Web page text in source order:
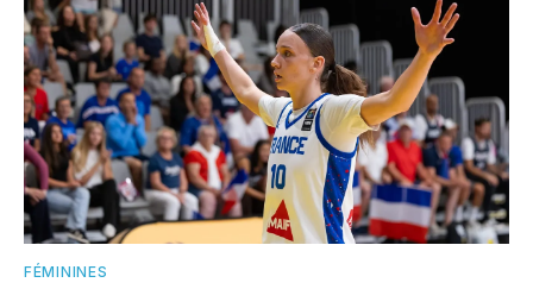
FÉMININES